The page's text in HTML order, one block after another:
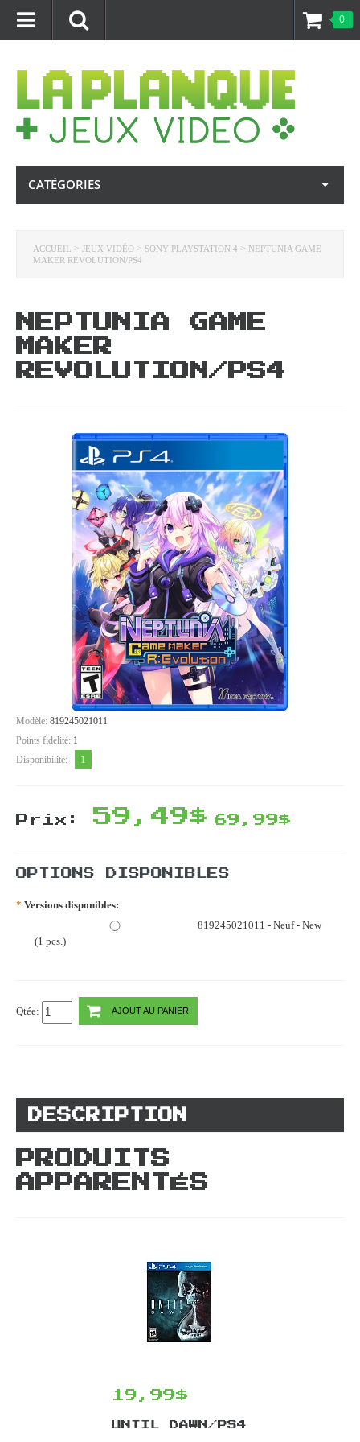
0
CATÉGORIES
ACCUEIL > JEUX VIDÉO > SONY PLAYSTATION 4 > NEPTUNIA GAME
MAKER REVOLUTION/PS4
NEPTUNIA GAME
MAKER
REVOLUTION/PS4
Modèle: 819245021011
Points fidelité: 1
Disponibilité:
1
Prix: 59,49$ 69,99$
OPTIONS DISPONIBLES
* Versions disponibles:
819245021011 - Neuf - New
(1 pcs.)
Qtée: AJOUT AU PANIER
DESCRIPTION
PRODUITS
APPARENTÉS
19,99$
UNTIL DAWN/PS4